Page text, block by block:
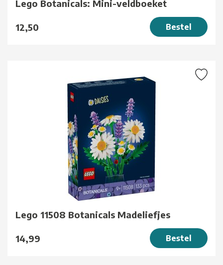
Lego Botanicals: Mini-veldboeket
12,50 Bestel
Lego 11508 Botanicals Madeliefjes
14,99 Bestel